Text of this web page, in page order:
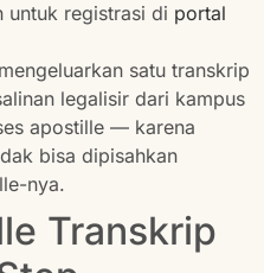
untuk registrasi di portal
satu transkrip
legalisir dari kampus
apostille — karena
bisa dipisahkan
nya.
Transkrip